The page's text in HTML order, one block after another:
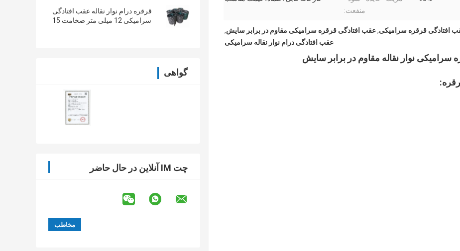
قرقره درام نوار نقاله عقب افتادگی
سرامیکی 12 میلی متر ضخامت 15
گواهی
چت IM آنلاین در حال حاضر
منفعت:
افتادگی قرقره سرامیکی,عقب افتادگی قرقره سرامیکی مقاوم در برابر سایش,
عقب افتادگی درام نوار نقاله سرامیکی
سرامیکی نوار نقاله مقاوم در برابر سایش